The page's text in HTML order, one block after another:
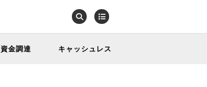
資金調達 キャッシュレス